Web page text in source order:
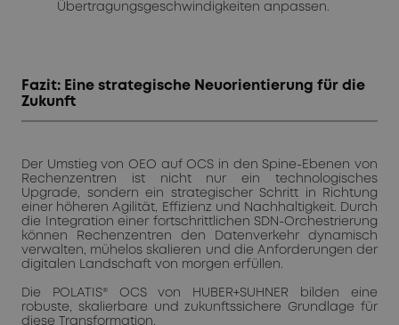
Übertragungsgeschwindigkeiten anpassen.
Fazit: Eine strategische Neuorientierung für die
Zukunft
Der Umstieg von OEO auf OCS in den Spine-Ebenen von
Rechenzentren ist nicht nur ein technologisches
Upgrade, sondern ein strategischer Schritt in Richtung
einer höheren Agilität, Effizienz und Nachhaltigkeit. Durch
die Integration einer fortschrittlichen SDN-Orchestrierung
können Rechenzentren den Datenverkehr dynamisch
verwalten, mühelos skalieren und die Anforderungen der
digitalen Landschaft von morgen erfüllen.
Die POLATIS® OCS von HUBER+SUHNER bilden eine
robuste, skalierbare und zukunftssichere Grundlage für
diese Transformation.